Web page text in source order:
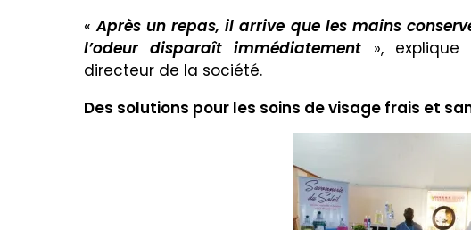
«Après un repas, il arrive que les mains
l’odeur disparaît immédiatement », explique
directeur de la société.
Des solutions pour les soins de visage frais et